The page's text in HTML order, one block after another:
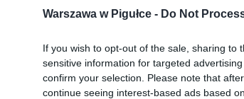
Warszawa w Pigułce - Do Not
If you wish to opt-out of the sale, sharing
sensitive information for targeted
confirm your selection. Please note that
continue seeing interest-based ads based
stracił panowanie nad pojazdem i